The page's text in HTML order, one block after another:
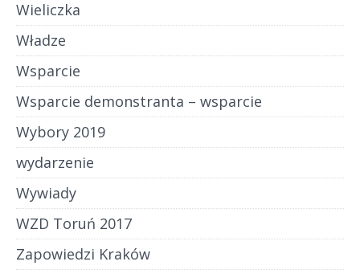
Wieliczka
Władze
Wsparcie
Wsparcie demonstranta – wsparcie
Wybory 2019
wydarzenie
Wywiady
WZD Toruń 2017
Zapowiedzi Kraków